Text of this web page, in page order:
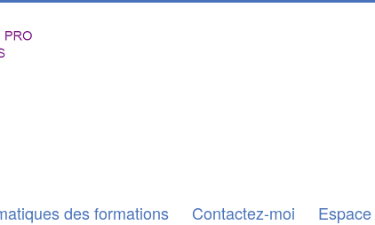
des formations Contactez-moi